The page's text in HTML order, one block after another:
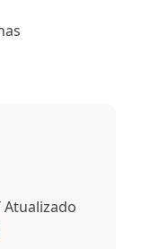
Atualizado